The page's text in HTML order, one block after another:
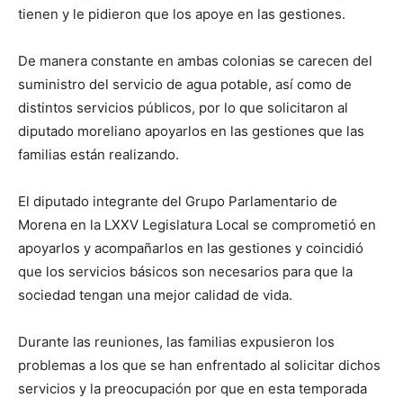
tienen y le pidieron que los apoye en las gestiones.
De manera constante en ambas colonias se carecen del
suministro del servicio de agua potable, así como de
distintos servicios públicos, por lo que solicitaron al
diputado moreliano apoyarlos en las gestiones que las
familias están realizando.
El diputado integrante del Grupo Parlamentario de
Morena en la LXXV Legislatura Local se comprometió en
apoyarlos y acompañarlos en las gestiones y coincidió
que los servicios básicos son necesarios para que la
sociedad tengan una mejor calidad de vida.
Durante las reuniones, las familias expusieron los
problemas a los que se han enfrentado al solicitar dichos
servicios y la preocupación por que en esta temporada